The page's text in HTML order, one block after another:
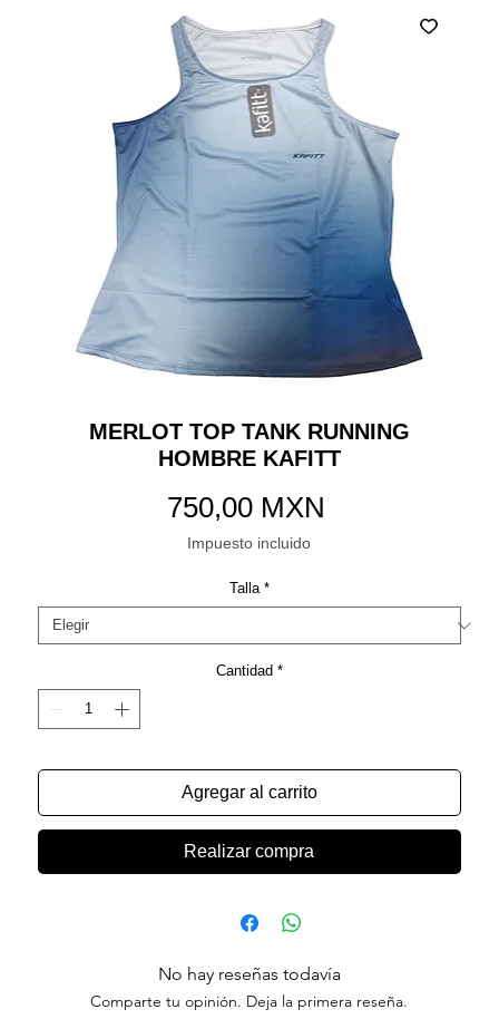
MERLOT TOP TANK RUNNING
HOMBRE KAFITT
750,00 MXN
Impuesto incluido
Talla *
Cantidad *
Agregar al carrito
Realizar compra
No hay reseñas todavía
Comparte tu opinión. Deja la primera reseña.